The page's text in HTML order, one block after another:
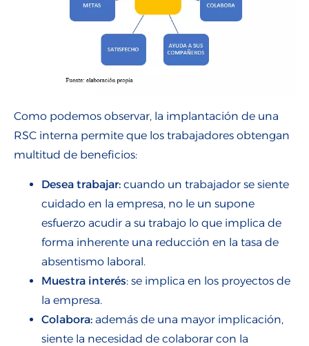
Como podemos observar, la implantación de una
RSC interna permite que los trabajadores obtengan
multitud de beneficios:
Desea trabajar: cuando un trabajador se siente
cuidado en la empresa, no le un supone
esfuerzo acudir a su trabajo lo que implica de
forma inherente una reducción en la tasa de
absentismo laboral.
Muestra interés: se implica en los proyectos de
la empresa.
Colabora: además de una mayor implicación,
siente la necesidad de colaborar con la